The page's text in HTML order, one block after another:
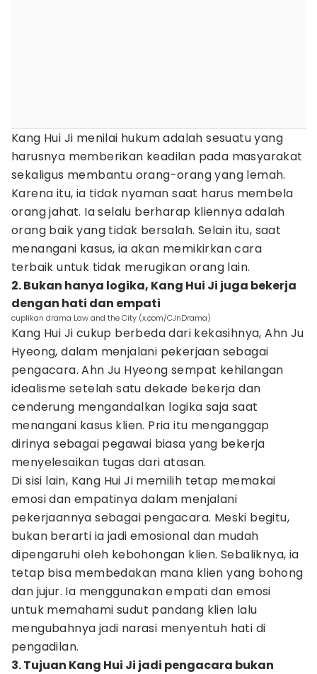
Kang Hui Ji menilai hukum adalah sesuatu yang
harusnya memberikan keadilan pada masyarakat
sekaligus membantu orang-orang yang lemah.
Karena itu, ia tidak nyaman saat harus membela
orang jahat. Ia selalu berharap kliennya adalah
orang baik yang tidak bersalah. Selain itu, saat
menangani kasus, ia akan memikirkan cara
terbaik untuk tidak merugikan orang lain.
2. Bukan hanya logika, Kang Hui Ji juga bekerja
dengan hati dan empati
cuplikan drama Law and the City (x.com/CJnDrama)
Kang Hui Ji cukup berbeda dari kekasihnya, Ahn Ju
Hyeong, dalam menjalani pekerjaan sebagai
pengacara. Ahn Ju Hyeong sempat kehilangan
idealisme setelah satu dekade bekerja dan
cenderung mengandalkan logika saja saat
menangani kasus klien. Pria itu menganggap
dirinya sebagai pegawai biasa yang bekerja
menyelesaikan tugas dari atasan.
Di sisi lain, Kang Hui Ji memilih tetap memakai
emosi dan empatinya dalam menjalani
pekerjaannya sebagai pengacara. Meski begitu,
bukan berarti ia jadi emosional dan mudah
dipengaruhi oleh kebohongan klien. Sebaliknya, ia
tetap bisa membedakan mana klien yang bohong
dan jujur. Ia menggunakan empati dan emosi
untuk memahami sudut pandang klien lalu
mengubahnya jadi narasi menyentuh hati di
pengadilan.
3. Tujuan Kang Hui Ji jadi pengacara bukan